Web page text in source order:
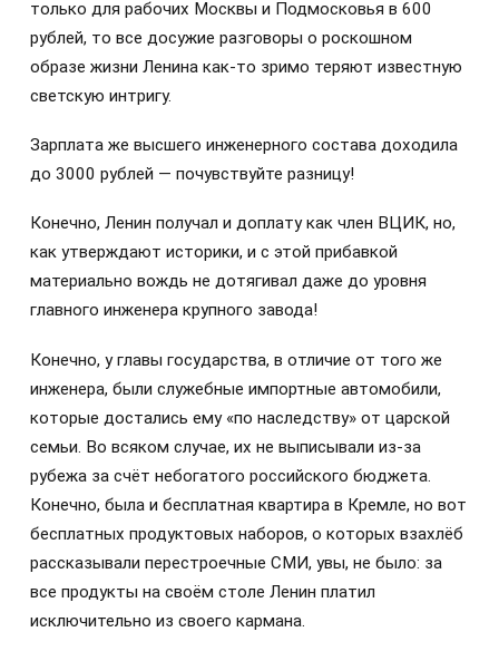
только для рабочих Москвы и Подмосковья в 600
рублей, то все досужие разговоры о роскошном
образе жизни Ленина как-то зримо теряют известную
светскую интригу.
Зарплата же высшего инженерного состава доходила
до 3000 рублей — почувствуйте разницу!
Конечно, Ленин получал и доплату как член ВЦИК, но,
как утверждают историки, и с этой прибавкой
материально вождь не дотягивал даже до уровня
главного инженера крупного завода!
Конечно, у главы государства, в отличие от того же
инженера, были служебные импортные автомобили,
которые достались ему «по наследству» от царской
семьи. Во всяком случае, их не выписывали из-за
рубежа за счёт небогатого российского бюджета.
Конечно, была и бесплатная квартира в Кремле, но вот
бесплатных продуктовых наборов, о которых взахлёб
рассказывали перестроечные СМИ, увы, не было: за
все продукты на своём столе Ленин платил
исключительно из своего кармана.